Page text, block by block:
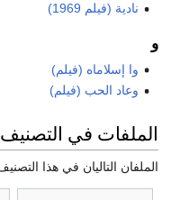
نادية (فيلم 1969)
و
وا إسلاماه (فيلم)
وعاد الحب (فيلم)
الملفات في
الملفان التاليان في هذا